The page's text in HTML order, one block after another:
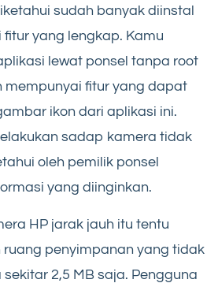
sudah banyak diinstal
yang lengkap. Kamu
lewat ponsel tanpa root
mempunyai fitur yang dapat
ikon dari aplikasi ini.
sadap kamera tidak
oleh pemilik ponsel
yang diinginkan.
HP jarak jauh itu tentu
ruang penyimpanan yang tidak
2,5 MB saja. Pengguna